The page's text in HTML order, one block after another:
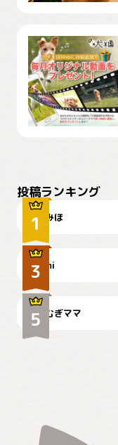
投稿ランキング
みほ
可愛い？
mi
🌻とむぎ！
むぎママ